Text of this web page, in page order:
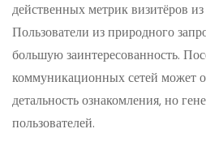
действенных метрик визитёров
Пользователи из природного
большую заинтересованность.
коммуникационных сетей может
детальность ознакомления, но
пользователей.